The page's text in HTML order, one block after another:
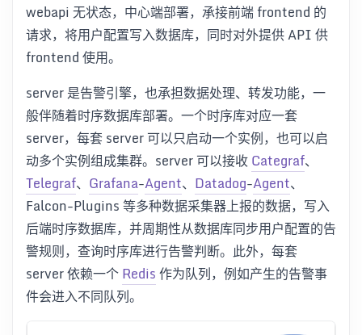
webapi 无状态，中心端部署，承接前端 frontend 的
请求，将用户配置写入数据库，同时对外提供 API 供
frontend 使用。
server 是告警引擎，也承担数据处理、转发功能，一
般伴随着时序数据库部署。一个时序库对应一套
server，每套 server 可以只启动一个实例，也可以启
动多个实例组成集群。server 可以接收Categraf、
Telegraf、 Grafana-Agent、 Datadog-Agent、
Falcon-Plugins 等多种数据采集器上报的数据，写入
后端时序数据库，并周期性从数据库同步用户配置的告
警规则，查询时序库进行告警判断。此外，每套
server 依赖一个Redis作为队列，例如产生的告警事
件会进入不同队列。